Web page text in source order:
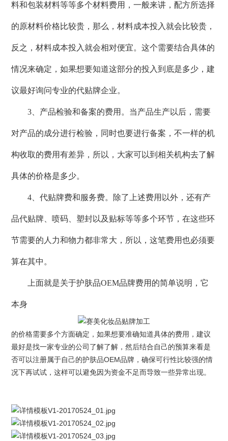
料和包装材料等等多个材料费用，一般来讲，配方所选择
的原材料价格比较贵，那么，材料成本投入就会比较贵，
反之，材料成本投入就会相对便宜。这个需要结合具体的
情况来确定，如果想要知道这部分的投入到底是多少，建
议最好询问专业的代贴牌企业。
3、产品检验和备案的费用。当产品生产以后，需要
对产品的成分进行检验，同时也要进行备案，不一样的机
构收取的费用有差异，所以，大家可以到相关机构去了解
具体的价格是多少。
4、代贴牌费和服务费。除了上述费用以外，还有产
品代贴牌、喷码、塑封以及贴标等等多个环节，在这些环
节需要的人力和物力都非常大，所以，这笔费用也必须要
算在其中。
上面就是关于护肤品OEM品牌费用的简单说明，它
本身
的价格需要多个方面确定，如果想要准确知道具体的费用，建议
最好是找一家专业的公司了解了解，然后结合自己的预算来看是
否可以注册属于自己的护肤品OEM品牌，确保可行性比较强的情
况下再试试，这样可以避免因为资金不足而导致一些异常出现。